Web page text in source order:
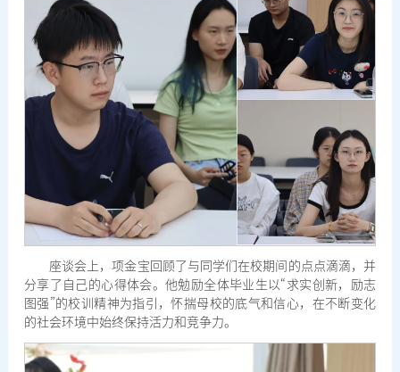
座谈会上，项金宝回顾了与同学们在校期间的点点滴滴，并
分享了自己的心得体会。他勉励全体毕业生以“求实创新，励志
图强”的校训精神为指引，怀揣母校的底气和信心，在不断变化
的社会环境中始终保持活力和竞争力。